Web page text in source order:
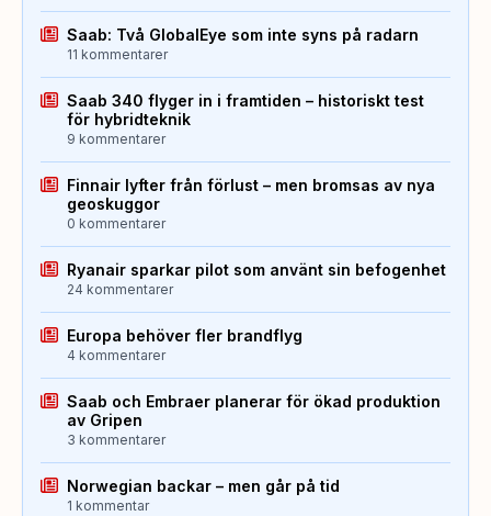
Saab: Två GlobalEye som inte syns på radarn
11 kommentarer
Saab 340 flyger in i framtiden – historiskt test
för hybridteknik
9 kommentarer
Finnair lyfter från förlust – men bromsas av nya
geoskuggor
0 kommentarer
Ryanair sparkar pilot som använt sin befogenhet
24 kommentarer
Europa behöver fler brandflyg
4 kommentarer
Saab och Embraer planerar för ökad produktion
av Gripen
3 kommentarer
Norwegian backar – men går på tid
1 kommentar